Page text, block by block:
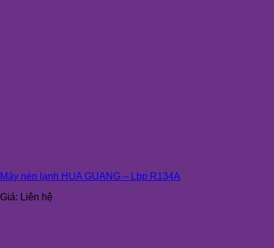
Máy nén lạnh HUA GUANG – Lbp R134A
Giá: Liên hệ